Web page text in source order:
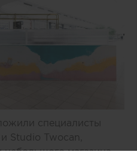
специалисты
Studio Twocan,
магазина